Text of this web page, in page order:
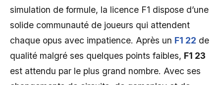
simulation de formule, la licence F1 dispose d’une
solide communauté de joueurs qui attendent
chaque opus avec impatience. Après un F1 22 de
qualité malgré ses quelques points faibles, F1 23
est attendu par le plus grand nombre. Avec ses